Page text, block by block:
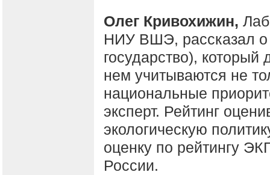
Олег Кривохижин,
НИУ ВШЭ, рассказал о
государство), который
нем учитываются не
национальные
эксперт. Рейтинг
экологическую
оценку по рейтингу
России.